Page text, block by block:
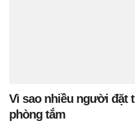
Vì sao nhiều người đặt
phòng tắm